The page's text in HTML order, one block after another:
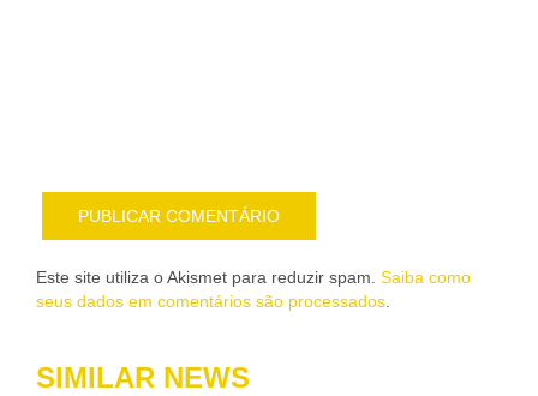
Este site utiliza o Akismet para reduzir spam. Saiba como
seus dados em comentários são processados
SIMILAR NEWS